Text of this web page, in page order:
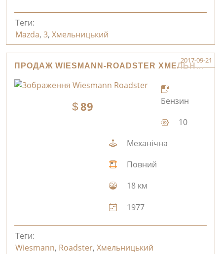
Теги:
Mazda, 3, Хмельницький
ПРОДАЖ WIESMANN-ROADSTER ХМЕЛЬНИЦЬКИЙ
2017-09-21
89
Бензин
10
Механічна
Повний
18 км
1977
Теги:
Wiesmann, Roadster, Хмельницький